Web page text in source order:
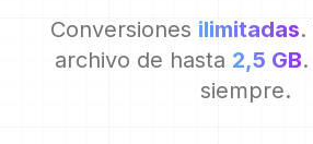
Conversiones ilimitadas.
archivo de hasta 2,5 GB
siempre.